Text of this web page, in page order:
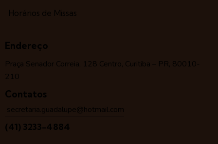
Horários de Missas
Endereço
Praça Senador Correia, 128 Centro, Curitiba – PR, 80010-
210
Contatos
secretaria.guadalupe@hotmail.com
(41) 3233-4884